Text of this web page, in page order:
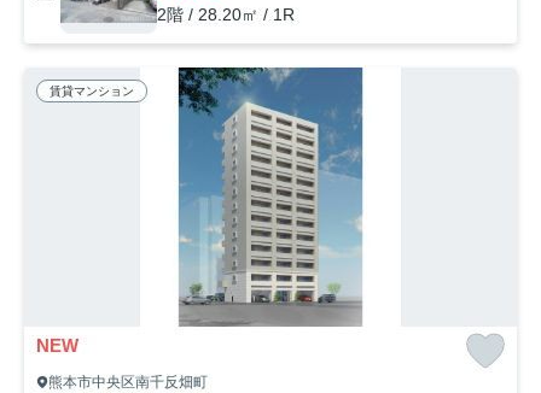
2階 / 28.20㎡ / 1R
賃貸マンション
NEW
熊本市中央区南千反畑町